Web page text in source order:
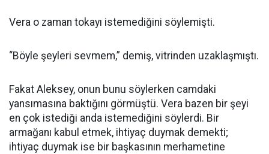
Vera o zaman tokayı istemediğini söylemişti.
“Böyle şeyleri sevmem,” demiş, vitrinden uzaklaşmıştı.
Fakat Aleksey, onun bunu söylerken camdaki
yansımasına baktığını görmüştü. Vera bazen bir şeyi
en çok istediği anda istemediğini söylerdi. Bir
armağanı kabul etmek, ihtiyaç duymak demekti;
ihtiyaç duymak ise bir başkasının merhametine